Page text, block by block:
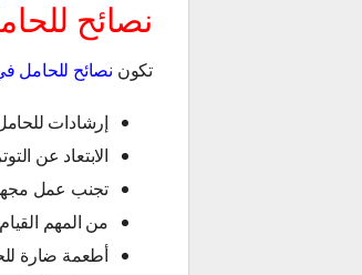
نصائح
تكون نصائح للحامل
إرشادات
الابتعاد عن
تجنب عمل
من المهم
أطعمة ضارة